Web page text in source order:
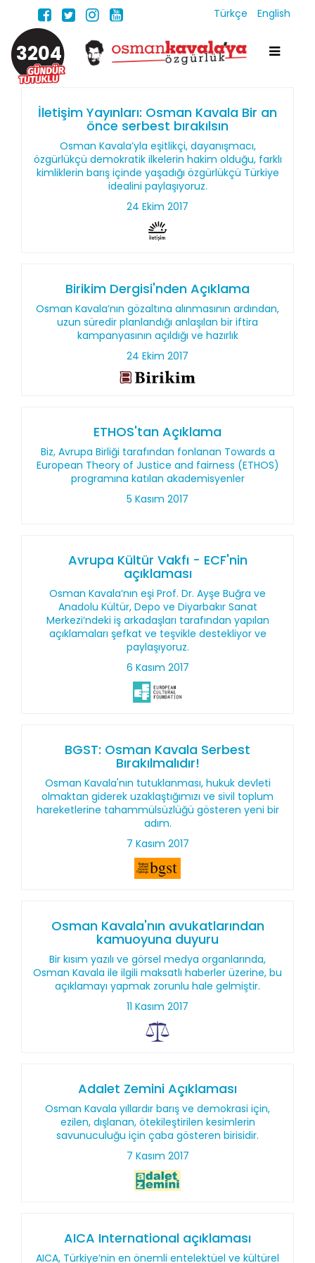
Türkçe English
3204
İletişim Yayınları: Osman Kavala Bir an
önce serbest bırakılsın
Osman Kavala’yla eşitlikçi, dayanışmacı,
özgürlükçü demokratik ilkelerin hakim olduğu, farklı
kimliklerin barış içinde yaşadığı özgürlükçü Türkiye
idealini paylaşıyoruz.
24 Ekim 2017
Birikim Dergisi'nden Açıklama
Osman Kavala’nın gözaltına alınmasının ardından,
uzun süredir planlandığı anlaşılan bir iftira
kampanyasının açıldığı ve hazırlık
24 Ekim 2017
ETHOS'tan Açıklama
Biz, Avrupa Birliği tarafından fonlanan Towards a
European Theory of Justice and fairness (ETHOS)
programına katılan akademisyenler
5 Kasım 2017
Avrupa Kültür Vakfı - ECF'nin
açıklaması
Osman Kavala’nın eşi Prof. Dr. Ayşe Buğra ve
Anadolu Kültür, Depo ve Diyarbakır Sanat
Merkezi’ndeki iş arkadaşları tarafından yapılan
açıklamaları şefkat ve teşvikle destekliyor ve
paylaşıyoruz.
6 Kasım 2017
BGST: Osman Kavala Serbest
Bırakılmalıdır!
Osman Kavala'nın tutuklanması, hukuk devleti
olmaktan giderek uzaklaştığımızı ve sivil toplum
hareketlerine tahammülsüzlüğü gösteren yeni bir
adım.
7 Kasım 2017
Osman Kavala'nın avukatlarından
kamuoyuna duyuru
Bir kısım yazılı ve görsel medya organlarında,
Osman Kavala ile ilgili maksatlı haberler üzerine, bu
açıklamayı yapmak zorunlu hale gelmiştir.
11 Kasım 2017
Adalet Zemini Açıklaması
Osman Kavala yıllardır barış ve demokrasi için,
ezilen, dışlanan, ötekileştirilen kesimlerin
savunuculuğu için çaba gösteren birisidir.
7 Kasım 2017
AICA International açıklaması
AICA, Türkiye’nin en önemli entelektüel ve kültürel